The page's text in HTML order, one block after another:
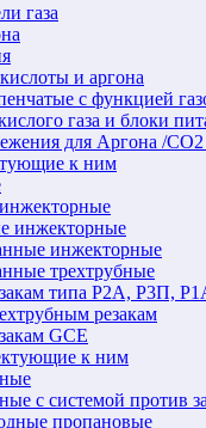
газа
и аргона
c функцией
газа и блоки
для Аргона /
к ним
инжекторные
инжекторные
трехтрубные
типа Р2А, Р3П,
резакам
GCE
к ним
с системой против
пропановые